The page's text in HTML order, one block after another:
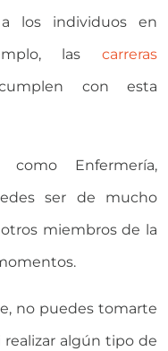
los individuos en
las carreras
con esta
Enfermería,
ser de mucho
miembros de la
no puedes tomarte
algún tipo de